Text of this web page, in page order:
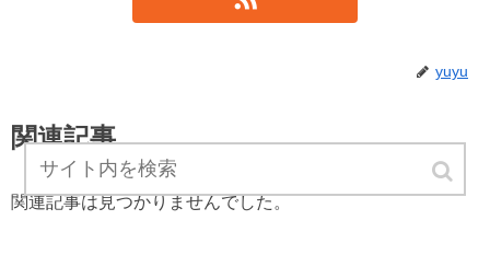
yuyu
関連記事
関連記事は見つかりませんでした。